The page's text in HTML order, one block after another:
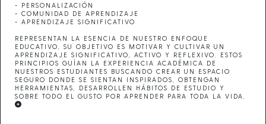
- PERSONALIZACIÓN
- COMUNIDAD DE APRENDIZAJE
- APRENDIZAJE SIGNIFICATIVO
REPRESENTAN LA ESENCIA DE NUESTRO ENFOQUE
EDUCATIVO, SU OBJETIVO ES MOTIVAR Y CULTIVAR UN
APRENDIZAJE SIGNIFICATIVO, ACTIVO Y REFLEXIVO. ESTOS
PRINCIPIOS GUÍAN LA EXPERIENCIA ACADÉMICA DE
NUESTROS ESTUDIANTES BUSCANDO CREAR UN ESPACIO
SEGURO DONDE SE SIENTAN INSPIRADOS, OBTENGAN
HERRAMIENTAS, DESARROLLEN HÁBITOS DE ESTUDIO Y
SOBRE TODO EL GUSTO POR APRENDER PARA TODA LA VIDA.